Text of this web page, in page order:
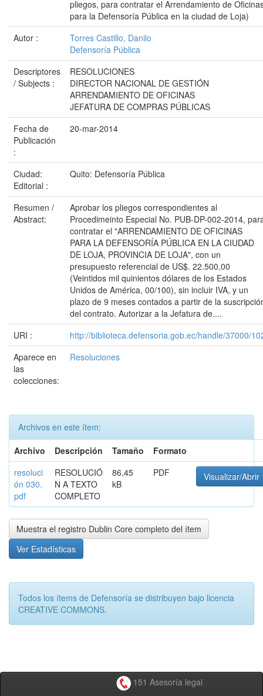
pliegos, para contratar el Arrendamiento de
para la Defensoría Pública en la ciudad de Loja)
Autor :
Torres Castillo, Danilo
Defensoría Pública
Descriptores
/ Subjects :
RESOLUCIONES
DIRECTOR NACIONAL DE GESTIÓN
ARRENDAMIENTO DE OFICINAS
JEFATURA DE COMPRAS PÚBLICAS
Fecha de
Publicación
:
20-mar-2014
Ciudad:
Editorial :
Quito: Defensoría Pública
Resumen /
Abstract:
Aprobar los pliegos correspondientes al
Procedimeinto Especial No. PUB-DP-002-2014,
contratar el "ARRENDAMIENTO DE OFICINAS
PARA LA DEFENSORÍA PÚBLICA EN LA CIUDAD
DE LOJA, PROVINCIA DE LOJA", con un
presupuesto referencial de US$. 22.500,00
(Veintidos mil quinientos dólares de los Estados
Unidos de América, 00/100), sin incluir IVA, y un
plazo de 9 meses contados a partir de la
del contrato. Autorizar a la Jefatura de....
URI :
http://biblioteca.defensoria.gob.ec/handle/37000/
Aparece en
las
colecciones:
Resoluciones
Archivos en este ítem:
Archivo
Descripción Tamaño
Formato
resoluci
ón 030.
pdf
RESOLUCIÓ
N A TEXTO
COMPLETO
86,45
kB
PDF Visualizar/Abrir
Muestra el registro Dublin Core completo del ítem
Ver Estadísticas
Todos los ítems de Defensoría se distribuyen bajo licencia
CREATIVE COMMONS.
151 Asesoría legal